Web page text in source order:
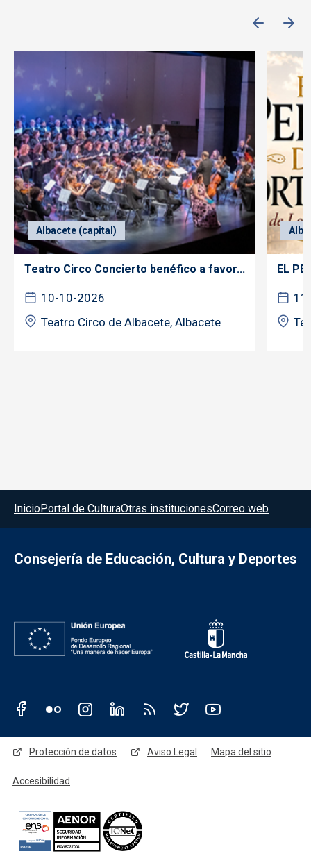
Albacete (capital)
Teatro Circo Concierto benéfico a favor...
10-10-2026
Teatro Circo de Albacete, Albacete
EL
Menú del pie
InicioPortal de CulturaOtras institucionesCorreo web
Consejería de Educación, Cultura y Deportes
Redes sociales JCCM
Menú legal
Protección de datos Aviso Legal Mapa del sitio
Accesibilidad